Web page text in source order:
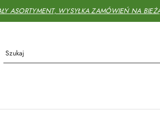
ASORTYMENT, WYSYŁKA ZAMÓWIEŃ NA